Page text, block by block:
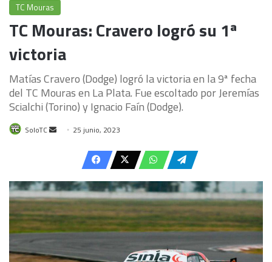
TC Mouras
TC Mouras: Cravero logró su 1ª
victoria
Matías Cravero (Dodge) logró la victoria en la 9ª fecha
del TC Mouras en La Plata. Fue escoltado por Jeremías
Scialchi (Torino) y Ignacio Faín (Dodge).
SoloTC
Send 25 junio, 2023